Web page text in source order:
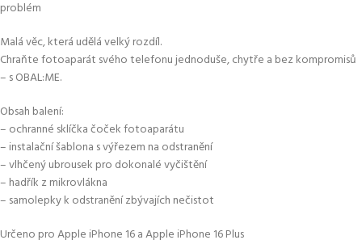
problém
Malá věc, která udělá velký rozdíl.
Chraňte fotoaparát svého telefonu jednoduše, chytře a bez kompromisů
– s OBAL:ME.
Obsah balení:
– ochranné sklíčka čoček fotoaparátu
– instalační šablona s výřezem na odstranění
– vlhčený ubrousek pro dokonalé vyčištění
– hadřík z mikrovlákna
– samolepky k odstranění zbývajích nečistot
Určeno pro Apple iPhone 16 a Apple iPhone 16 Plus